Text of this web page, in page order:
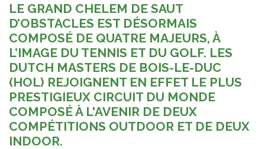
LE GRAND CHELEM DE SAUT
D’OBSTACLES EST DÉSORMAIS
COMPOSÉ DE QUATRE MAJEURS, À
L’IMAGE DU TENNIS ET DU GOLF. LES
DUTCH MASTERS DE BOIS-LE-DUC
(HOL) REJOIGNENT EN EFFET LE PLUS
PRESTIGIEUX CIRCUIT DU MONDE
COMPOSÉ À L'AVENIR DE DEUX
COMPÉTITIONS OUTDOOR ET DE DEUX
INDOOR.